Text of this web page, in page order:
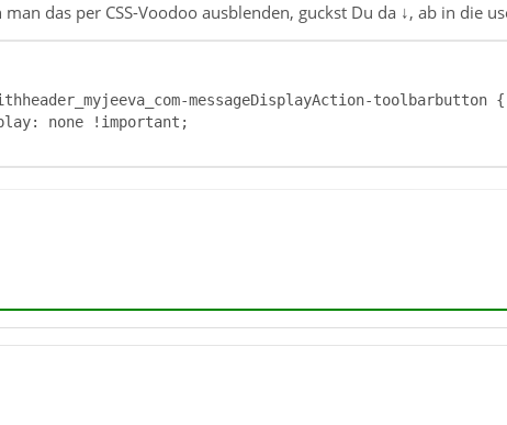
das per CSS-Voodoo ausblenden, guckst Du da ↓, ab in die